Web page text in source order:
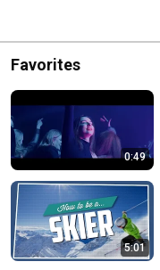
Favorites
0:49
5:01